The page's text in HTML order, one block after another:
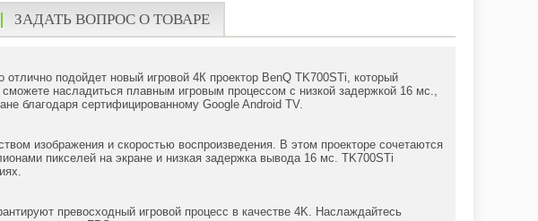
ЗАДАТЬ ВОПРОС О ТОВАРЕ
подойдет новый игровой 4К проектор BenQ TK700STi, который
насладиться плавным игровым процессом с низкой задержкой 16 мс.,
благодаря сертифицированному Google Android TV.
изображения и скоростью воспроизведения. В этом проекторе сочетаются
пикселей на экране и низкая задержка вывода 16 мс. TK700STi
превосходный игровой процесс в качестве 4K. Наслаждайтесь